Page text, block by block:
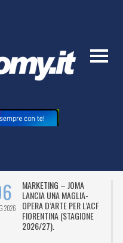
2026
MARKETING – JOMA
LANCIA UNA MAGLIA-
OPERA D’ARTE PER L’ACF
FIORENTINA (STAGIONE
2026/27).